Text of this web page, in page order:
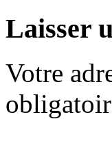
Laisser
Votre